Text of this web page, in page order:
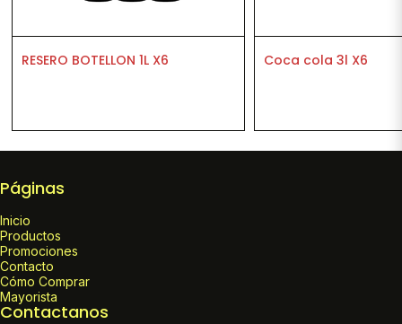
RESERO BOTELLON 1L X6 Coca cola 3l X6
Páginas
Inicio
Productos
Promociones
Contacto
Cómo Comprar
Mayorista
Contactanos